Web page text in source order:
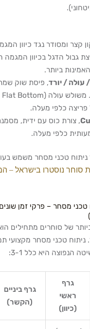
קצר ומסודר נגד כיוון
גבול הדגל בכיוון המגמה
ביותר.
עולה / יורד, פיסת שוק
כלפי מעלה.
, צורת כוס עם ידית,
כלפי מעלה.
טכני מסחר משמש
סוחר נוסטרו בישראל –
של סוחרים מתחילים
טכני מסחר מקצועי
הנפוצה היא כלל 3-1:
גרף
ראשי
(כיוון)
גרף ביניים
(הקשר)